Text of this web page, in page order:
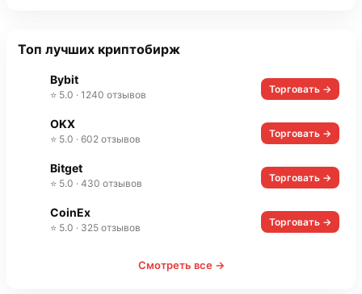
Топ лучших криптобирж
Bybit
⭐ 5.0 · 1240 отзывов Торговать →
OKX
⭐ 5.0 · 602 отзывов Торговать →
Bitget
⭐ 5.0 · 430 отзывов Торговать →
CoinEx
⭐ 5.0 · 325 отзывов Торговать →
Смотреть все →